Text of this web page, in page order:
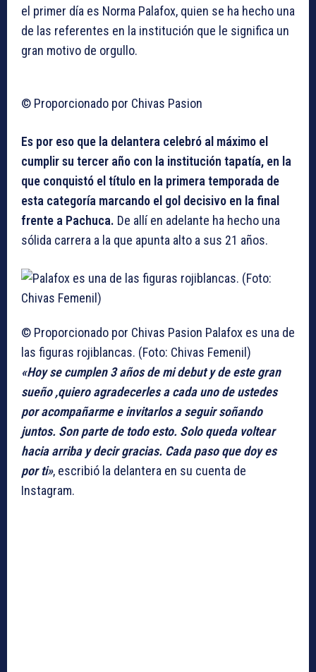
el primer día es Norma Palafox, quien se ha hecho una
de las referentes en la institución que le significa un
gran motivo de orgullo.
© Proporcionado por Chivas Pasion
Es por eso que la delantera celebró al máximo el
cumplir su tercer año con la institución tapatía, en la
que conquistó el título en la primera temporada de
esta categoría marcando el gol decisivo en la final
frente a Pachuca. De allí en adelante ha hecho una
sólida carrera a la que apunta alto a sus 21 años.
© Proporcionado por Chivas Pasion Palafox es una de
las figuras rojiblancas. (Foto: Chivas Femenil)
«Hoy se cumplen 3 años de mi debut y de este gran
sueño ,quiero agradecerles a cada uno de ustedes
por acompañarme e invitarlos a seguir soñando
juntos. Son parte de todo esto. Solo queda voltear
hacia arriba y decir gracias. Cada paso que doy es
por ti», escribió la delantera en su cuenta de
Instagram.